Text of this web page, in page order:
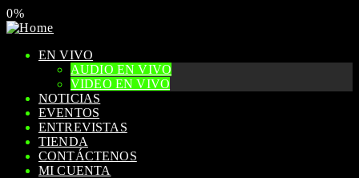
0%
EN VIVO
AUDIO EN VIVO
VIDEO EN VIVO
NOTICIAS
EVENTOS
ENTREVISTAS
TIENDA
CONTÁCTENOS
MI CUENTA